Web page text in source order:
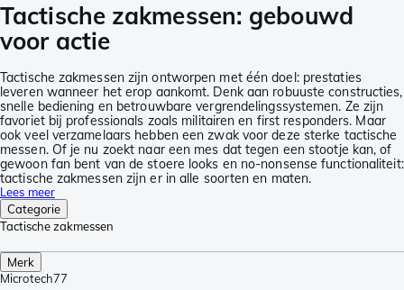
Tactische zakmessen: gebouwd
voor actie
Tactische zakmessen zijn ontworpen met één doel: prestaties
leveren wanneer het erop aankomt. Denk aan robuuste constructies,
snelle bediening en betrouwbare vergrendelingssystemen. Ze zijn
favoriet bij professionals zoals militairen en first responders. Maar
ook veel verzamelaars hebben een zwak voor deze sterke tactische
messen. Of je nu zoekt naar een mes dat tegen een stootje kan, of
gewoon fan bent van de stoere looks en no-nonsense functionaliteit:
tactische zakmessen zijn er in alle soorten en maten.
Lees meer
Categorie
Tactische zakmessen
Merk
Microtech77